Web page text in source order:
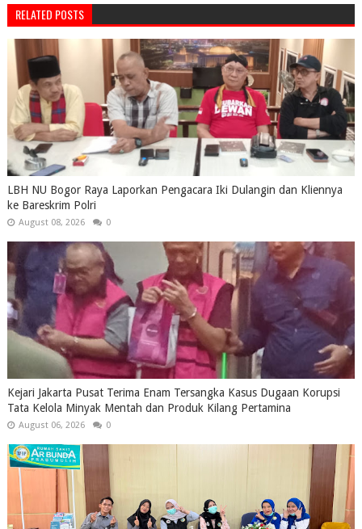
RELATED POSTS
LBH NU Bogor Raya Laporkan Pengacara Iki Dulangin dan Kliennya
ke Bareskrim Polri
August 08, 2026 0
Kejari Jakarta Pusat Terima Enam Tersangka Kasus Dugaan Korupsi
Tata Kelola Minyak Mentah dan Produk Kilang Pertamina
August 06, 2026 0